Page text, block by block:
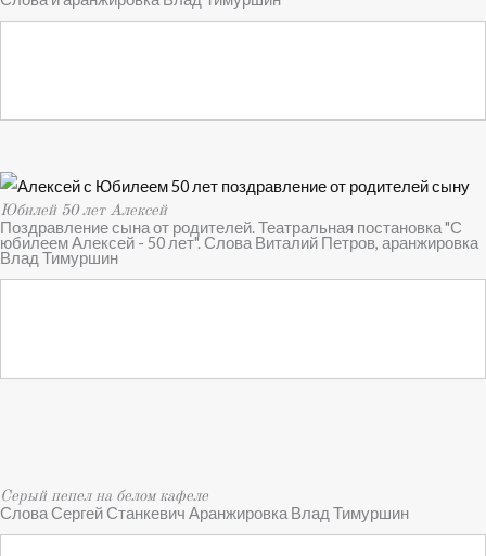
Юбилей 50 лет Алексей
Поздравление сына от родителей. Театральная постановка "С
юбилеем Алексей - 50 лет". Слова Виталий Петров, аранжировка
Влад Тимуршин
Серый пепел на белом кафеле
Слова Сергей Станкевич Аранжировка Влад Тимуршин